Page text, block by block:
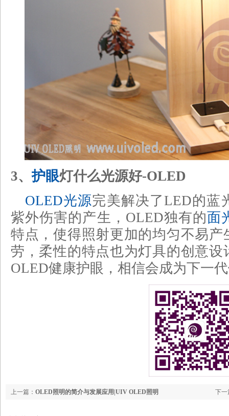
3、护眼灯什么光源好-OLED
OLED光源完美解决了LED的蓝
紫外伤害的产生，OLED独有的面
特点，使得照射更加的均匀不易
劳，柔性的特点也为灯具的创意
OLED健康护眼，相信会成为下一
下一
上一篇： OLED照明的简介与发展应用|UIV OLED照明